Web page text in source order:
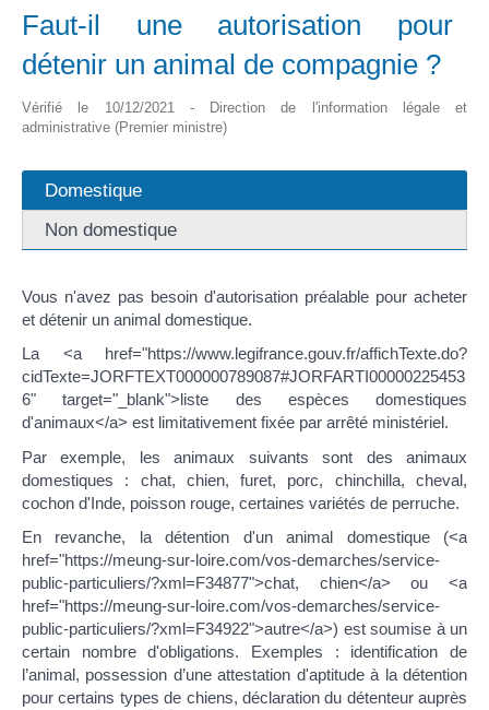
Faut-il une autorisation pour
détenir un animal de compagnie ?
Vérifié le 10/12/2021 - Direction de l'information légale et
administrative (Premier ministre)
Domestique
Non domestique
Vous n'avez pas besoin d'autorisation préalable pour acheter
et détenir un animal domestique.
La <a href="https://www.legifrance.gouv.fr/affichTexte.do?
cidTexte=JORFTEXT000000789087#JORFARTI00000225453
6" target="_blank">liste des espèces domestiques
d'animaux</a> est limitativement fixée par arrêté ministériel.
Par exemple, les animaux suivants sont des animaux
domestiques : chat, chien, furet, porc, chinchilla, cheval,
cochon d'Inde, poisson rouge, certaines variétés de perruche.
En revanche, la détention d'un animal domestique (<a
href="https://meung-sur-loire.com/vos-demarches/service-
public-particuliers/?xml=F34877">chat, chien</a> ou <a
href="https://meung-sur-loire.com/vos-demarches/service-
public-particuliers/?xml=F34922">autre</a>) est soumise à un
certain nombre d'obligations. Exemples : identification de
l’animal, possession d’une attestation d'aptitude à la détention
pour certains types de chiens, déclaration du détenteur auprès